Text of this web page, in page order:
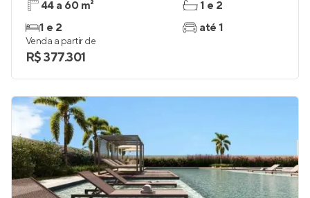
44 a 60 m²
1 e 2
1 e 2
até 1
Venda a partir de
R$ 377.301